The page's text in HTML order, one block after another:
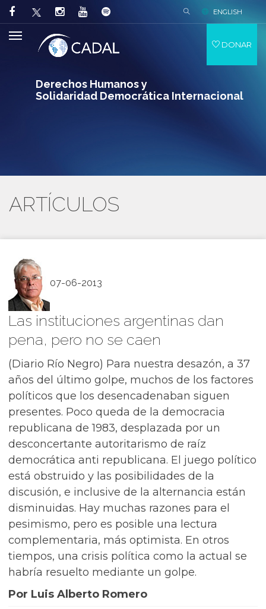
Derechos Humanos y
Solidaridad Democrática Internacional
ENGLISH
DONAR
ARTÍCULOS
07-06-2013
Las instituciones argentinas dan
pena, pero no se caen
(Diario Río Negro) Para nuestra desazón, a 37
años del último golpe, muchos de los factores
políticos que los desencadenaban siguen
presentes. Poco queda de la democracia
republicana de 1983, desplazada por un
desconcertante autoritarismo de raíz
democrática anti republicana. El juego político
está obstruido y las posibilidades de la
discusión, e inclusive de la alternancia están
disminuidas. Hay muchas razones para el
pesimismo, pero es posible una lectura
complementaria, más optimista. En otros
tiempos, una crisis política como la actual se
habría resuelto mediante un golpe.
Por Luis Alberto Romero